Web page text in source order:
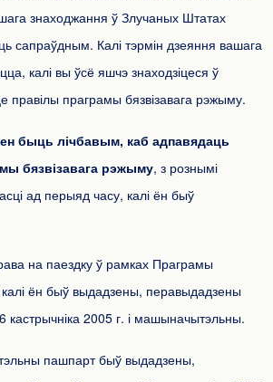
знаходжання ў Злучаных Штатах
сапраўдным. Калі тэрмін дзеяння вашага
калі вы ўсё яшчэ знаходзіцеся ў
правілы праграмы бязвізавага рэжыму.
быць лічбавым, каб адпавядаць
бязвізавага рэжыму, з рознымі
ад перыяд часу, калі ён быў
на паездку ў рамках Праграмы
калі ён быў выдадзены, перавыдадзены
2005 г. і машыначытэльны.
пашпарт быў выдадзены,